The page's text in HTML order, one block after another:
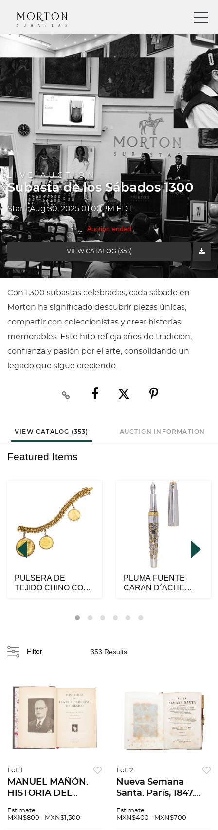
LIVE AUCTION
Subasta de los Sábados 1300
Start: Aug 30, 2025 01:00PM EDT
Auction ended
VIEW CATALOG (353)
Con 1,300 subastas celebradas, cada sábado en
Morton ha significado descubrir piezas únicas,
compartir con coleccionistas y crear historias
memorables. Este hito refleja años de tradición,
confianza y pasión por el arte, consolidando un
legado que sigue creciendo.
VIEW CATALOG (353) AUCTION INFORMATION
Featured Items
PULSERA DE
TEJIDO CHINO CON
PLUMA FUENTE
CARAN D´ACHE
Filter 353 Results
Lot 1
MANUEL MAÑÓN.
HISTORIA DEL
DE MÉXICO.
Estimate
MXN$800 - MXN$1,500
Lot 2
Nueva Semana
Santa. París, 1847.
por el Editor
Estimate
MXN$400 - MXN$700